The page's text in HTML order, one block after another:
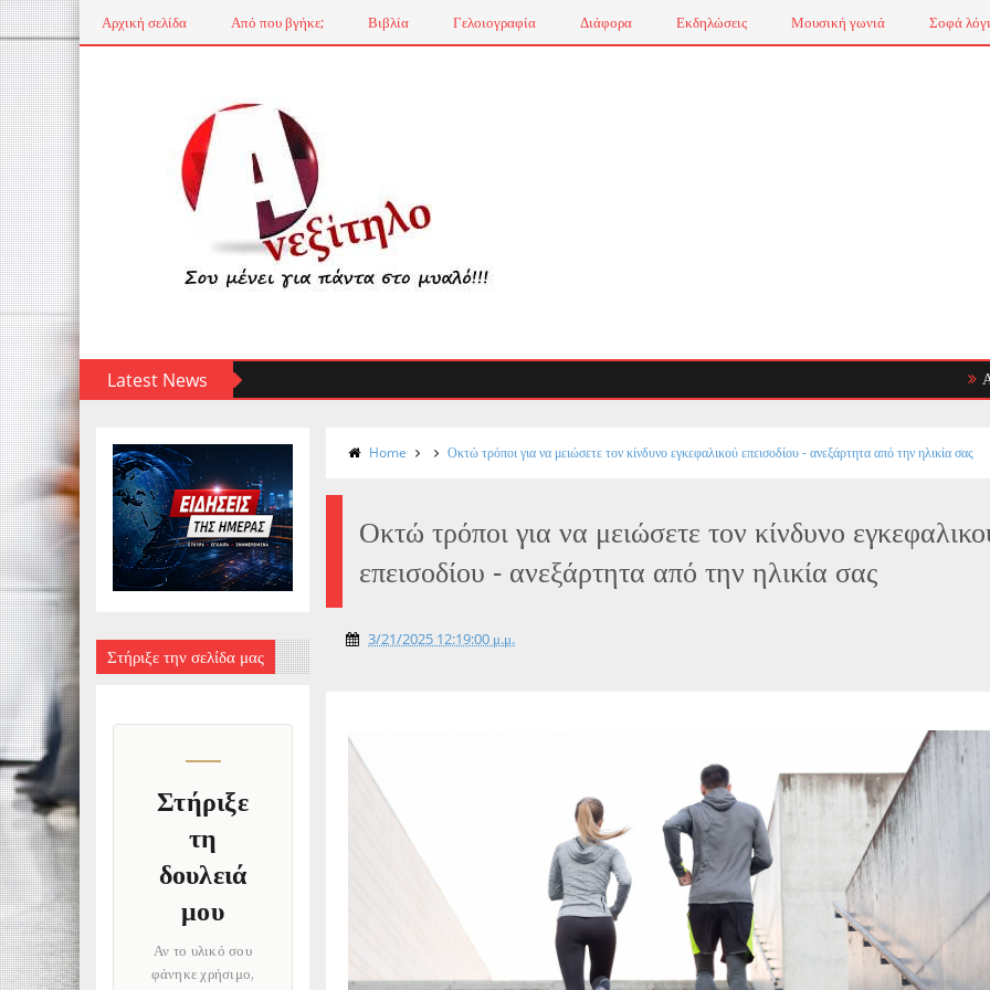
Αρχική σελίδα Από που βγήκε; Βιβλία Γελοιογραφία Διάφορα Εκδηλώσεις Μουσική γωνιά Σοφά
Latest News
Στήριξε την σελίδα μας
Στήριξε
τη
δουλειά
μου
Αν το υλικό σου
φάνηκε χρήσιμο,
Home Οκτώ τρόποι για να μειώσετε τον κίνδυνο εγκεφαλικού επεισοδίου - ανεξάρτητα από την ηλικία σας
Οκτώ τρόποι για να μειώσετε τον κίνδυνο
επεισοδίου - ανεξάρτητα από την ηλικία σας
3/21/2025 12:19:00 μ.μ.